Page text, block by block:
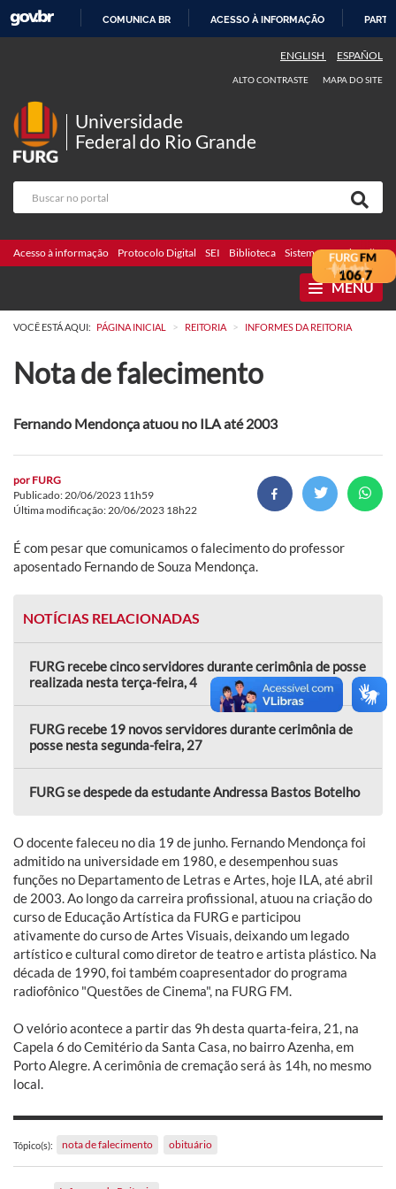
COMUNICA BR ACESSO À INFORMAÇÃO
ENGLISH ESPAÑOL
ALTO CONTRASTE MAPA DO SITE
Universidade
Federal do Rio Grande
Acesso à informação Protocolo Digital SEI Biblioteca Sistemas Webmail
MENU
VOCÊ ESTÁ AQUI: PÁGINA INICIAL > REITORIA > INFORMES DA REITORIA
Nota de falecimento
Fernando Mendonça atuou no ILA até 2003
por FURG
Publicado: 20/06/2023 11h59
Última modificação: 20/06/2023 18h22
É com pesar que comunicamos o falecimento do professor
aposentado Fernando de Souza Mendonça.
NOTÍCIAS RELACIONADAS
FURG recebe cinco servidores durante cerimônia de posse
realizada nesta terça-feira, 4
FURG recebe 19 novos servidores durante cerimônia de
posse nesta segunda-feira, 27
FURG se despede da estudante Andressa Bastos Botelho
O docente faleceu no dia 19 de junho. Fernando Mendonça foi
admitido na universidade em 1980, e desempenhou suas
funções no Departamento de Letras e Artes, hoje ILA, até abril
de 2003. Ao longo da carreira profissional, atuou na criação do
curso de Educação Artística da FURG e participou
ativamente do curso de Artes Visuais, deixando um legado
artístico e cultural como diretor de teatro e artista plástico. Na
década de 1990, foi também coapresentador do programa
radiofônico "Questões de Cinema", na FURG FM.
O velório acontece a partir das 9h desta quarta-feira, 21, na
Capela 6 do Cemitério da Santa Casa, no bairro Azenha, em
Porto Alegre. A cerimônia de cremação será às 14h, no mesmo
local.
Tópico(s): nota de falecimento obituário